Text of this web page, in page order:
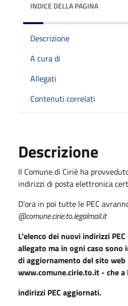
INDICE DELLA PAGINA
Descrizione
A cura di
Allegati
Contenuti correlati
Descrizione
Il Comune di Cirié ha
indirizzi di posta elettronica
D’ora in poi tutte le PEC
@comune.cirie.to.legalmail.it
L’elenco dei nuovi indirizzi
allegato ma in ogni caso sono
di aggiornamento del sito
www.comune.cirie.to.it - che
indirizzi PEC aggiornati.